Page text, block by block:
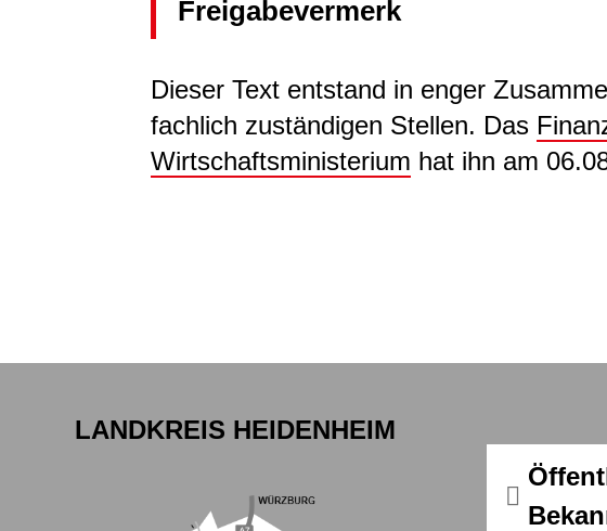
Freigabevermerk
Dieser Text entstand in enger
fachlich zuständigen Stellen. Das
Wirtschaftsministerium hat ihn am
LANDKREIS HEIDENHEIM